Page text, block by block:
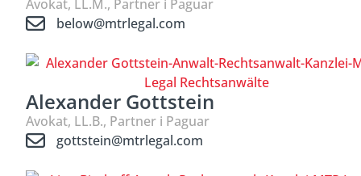
Avokat, LL.M., Partner i Paguar
below@mtrlegal.com
Alexander Gottstein
Avokat, LL.B., Partner i Paguar
gottstein@mtrlegal.com